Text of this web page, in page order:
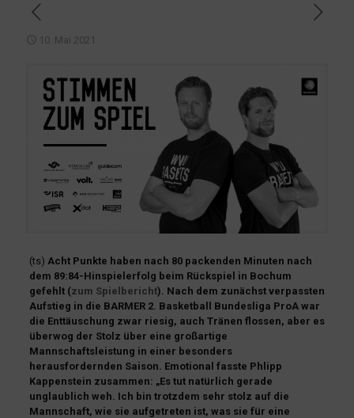
10. Mai 2021
(ts) Acht Punkte haben nach 80 packenden Minuten nach
dem 89:84-Hinspielerfolg beim Rückspiel in Bochum
gefehlt (zum Spielbericht). Nach dem zunächst verpassten
Aufstieg in die BARMER 2. Basketball Bundesliga ProA war
die Enttäuschung zwar riesig, auch Tränen flossen, aber es
überwog der Stolz über eine großartige
Mannschaftsleistung in einer besonders
herausfordernden Saison . Emotional fasste Phlipp
Kappenstein zusammen: „Es tut natürlich gerade
unglaublich weh. Ich bin trotzdem sehr stolz auf die
Mannschaft, wie sie aufgetreten ist, was sie für eine